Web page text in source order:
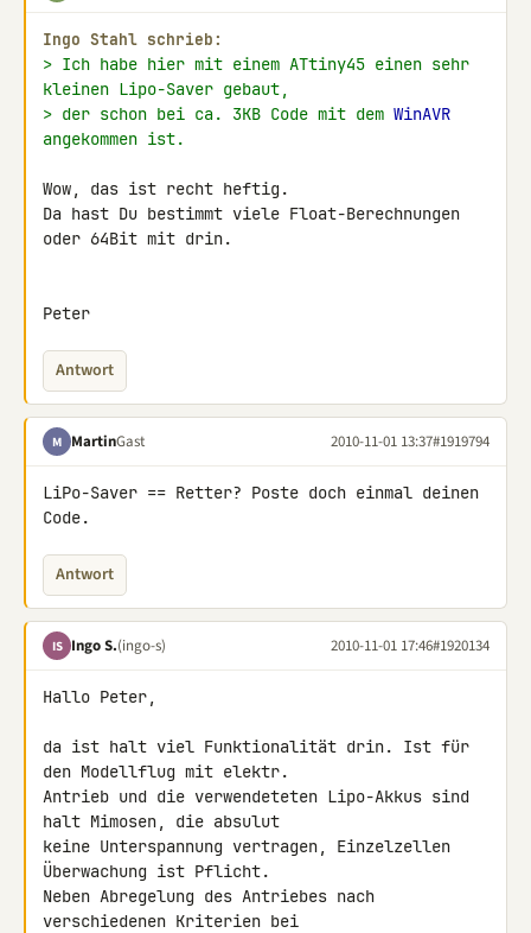
Ingo Stahl schrieb:
> Ich habe hier mit einem ATtiny45 einen sehr
kleinen Lipo-Saver gebaut,
> der schon bei ca. 3KB Code mit dem WinAVR
angekommen ist.
Wow, das ist recht heftig.
Da hast Du bestimmt viele Float-Berechnungen
oder 64Bit mit drin.
Peter
Antwort
M MartinGast 2010-11-01 13:37#1919794
LiPo-Saver == Retter? Poste doch einmal deinen
Code.
Antwort
IS Ingo S.(ingo-s) 2010-11-01 17:46#1920134
Hallo Peter,
da ist halt viel Funktionalität drin. Ist für
den Modellflug mit elektr.
Antrieb und die verwendeteten Lipo-Akkus sind
halt Mimosen, die absulut
keine Unterspannung vertragen, Einzelzellen
Überwachung ist Pflicht.
Neben Abregelung des Antriebes nach
verschiedenen Kriterien bei